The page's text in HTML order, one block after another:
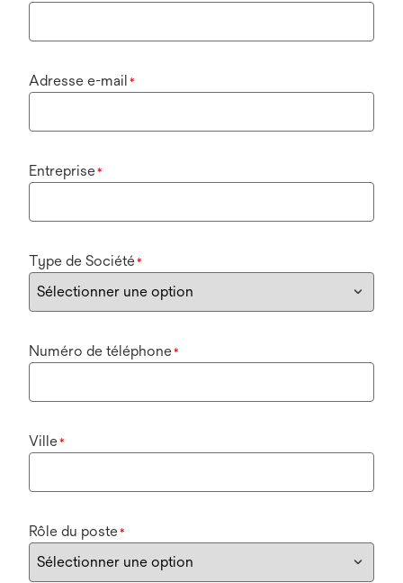
Adresse e-mail *
Entreprise*
Type de Société*
Numéro de téléphone*
Ville*
Rôle du poste*